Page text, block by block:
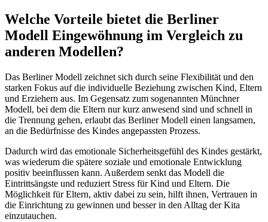
Welche Vorteile bietet die Berliner
Modell Eingewöhnung im Vergleich zu
anderen Modellen?
Das Berliner Modell zeichnet sich durch seine Flexibilität und den
starken Fokus auf die individuelle Beziehung zwischen Kind, Eltern
und Erziehern aus. Im Gegensatz zum sogenannten Münchner
Modell, bei dem die Eltern nur kurz anwesend sind und schnell in
die Trennung gehen, erlaubt das Berliner Modell einen langsamen,
an die Bedürfnisse des Kindes angepassten Prozess.
Dadurch wird das emotionale Sicherheitsgefühl des Kindes gestärkt,
was wiederum die spätere soziale und emotionale Entwicklung
positiv beeinflussen kann. Außerdem senkt das Modell die
Eintrittsängste und reduziert Stress für Kind und Eltern. Die
Möglichkeit für Eltern, aktiv dabei zu sein, hilft ihnen, Vertrauen in
die Einrichtung zu gewinnen und besser in den Alltag der Kita
einzutauchen.